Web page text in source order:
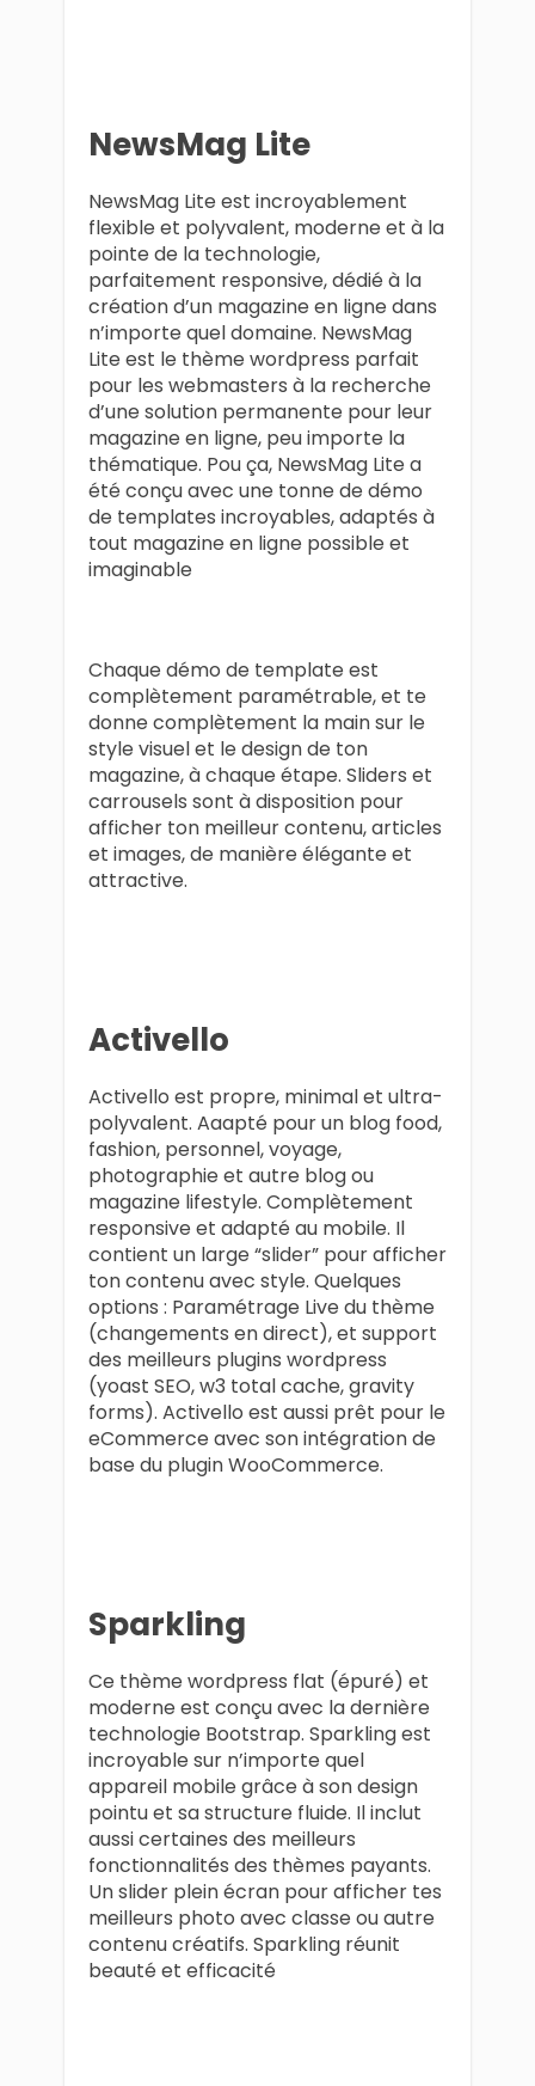
NewsMag Lite
NewsMag Lite est incroyablement
flexible et polyvalent, moderne et à la
pointe de la technologie,
parfaitement responsive, dédié à la
création d’un magazine en ligne dans
n’importe quel domaine. NewsMag
Lite est le thème wordpress parfait
pour les webmasters à la recherche
d’une solution permanente pour leur
magazine en ligne, peu importe la
thématique. Pou ça, NewsMag Lite a
été conçu avec une tonne de démo
de templates incroyables, adaptés à
tout magazine en ligne possible et
imaginable
Chaque démo de template est
complètement paramétrable, et te
donne complètement la main sur le
style visuel et le design de ton
magazine, à chaque étape. Sliders et
carrousels sont à disposition pour
afficher ton meilleur contenu, articles
et images, de manière élégante et
attractive.
Activello
Activello est propre, minimal et ultra-
polyvalent. Aaapté pour un blog food,
fashion, personnel, voyage,
photographie et autre blog ou
magazine lifestyle. Complètement
responsive et adapté au mobile. Il
contient un large “slider” pour afficher
ton contenu avec style. Quelques
options : Paramétrage Live du thème
(changements en direct), et support
des meilleurs plugins wordpress
(yoast SEO, w3 total cache, gravity
forms). Activello est aussi prêt pour le
eCommerce avec son intégration de
base du plugin WooCommerce.
Sparkling
Ce thème wordpress flat (épuré) et
moderne est conçu avec la dernière
technologie Bootstrap. Sparkling est
incroyable sur n’importe quel
appareil mobile grâce à son design
pointu et sa structure fluide. Il inclut
aussi certaines des meilleurs
fonctionnalités des thèmes payants.
Un slider plein écran pour afficher tes
meilleurs photo avec classe ou autre
contenu créatifs. Sparkling réunit
beauté et efficacité